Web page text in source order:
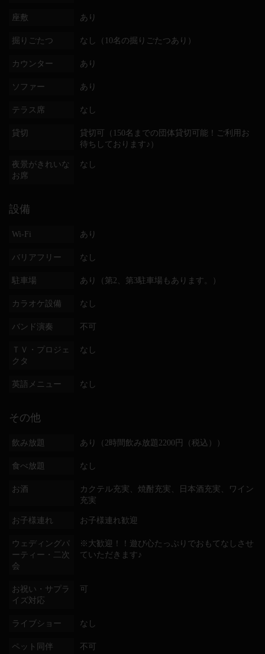
座敷 あり
掘りごたつ なし（10名の掘りごたつあり）
カウンター あり
ソファー あり
テラス席 なし
貸切
貸切可（150名までの団体貸切可能！ご利用お
待ちしております♪）
夜景がきれいな
お席
なし
設備
Wi-Fi あり
バリアフリー なし
駐車場 あり（第2、第3駐車場もあります。）
カラオケ設備 なし
バンド演奏 不可
ＴＶ・プロジェ
クタ
なし
英語メニュー なし
その他
飲み放題 あり（2時間飲み放題2200円（税込））
食べ放題 なし
お酒
カクテル充実、焼酎充実、日本酒充実、ワイン
充実
お子様連れ お子様連れ歓迎
ウェディングパ
ーティー・二次
会
※大歓迎！！遊び心たっぷりでおもてなしさせ
ていただきます♪
お祝い・サプラ
イズ対応
可
ライブショー なし
ペット同伴 不可